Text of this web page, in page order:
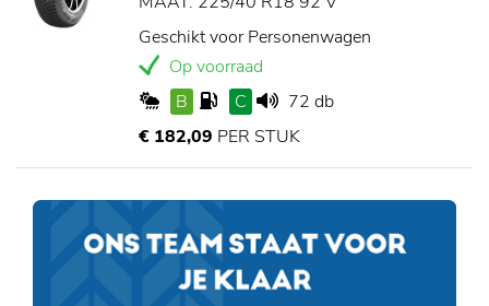
Geschikt voor Personenwagen
Op voorraad
B
C
72 db
€ 182,09 PER STUK